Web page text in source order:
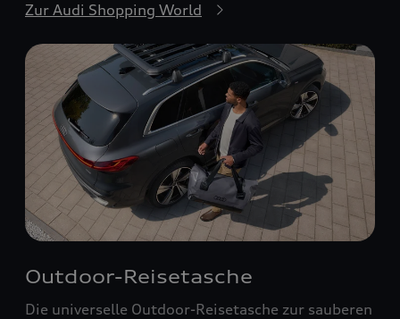
Zur Audi Shopping World
Outdoor-Reisetasche
Die universelle Outdoor-Reisetasche zur sauberen